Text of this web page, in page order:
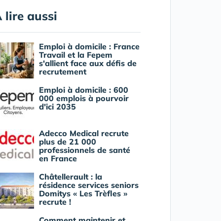
lire aussi
Emploi à domicile : France
Travail et la Fepem
s'allient face aux défis de
recrutement
Emploi à domicile : 600
000 emplois à pourvoir
d'ici 2035
Adecco Medical recrute
plus de 21 000
professionnels de santé
en France
Châtellerault : la
résidence services seniors
Domitys « Les Trèfles »
recrute !